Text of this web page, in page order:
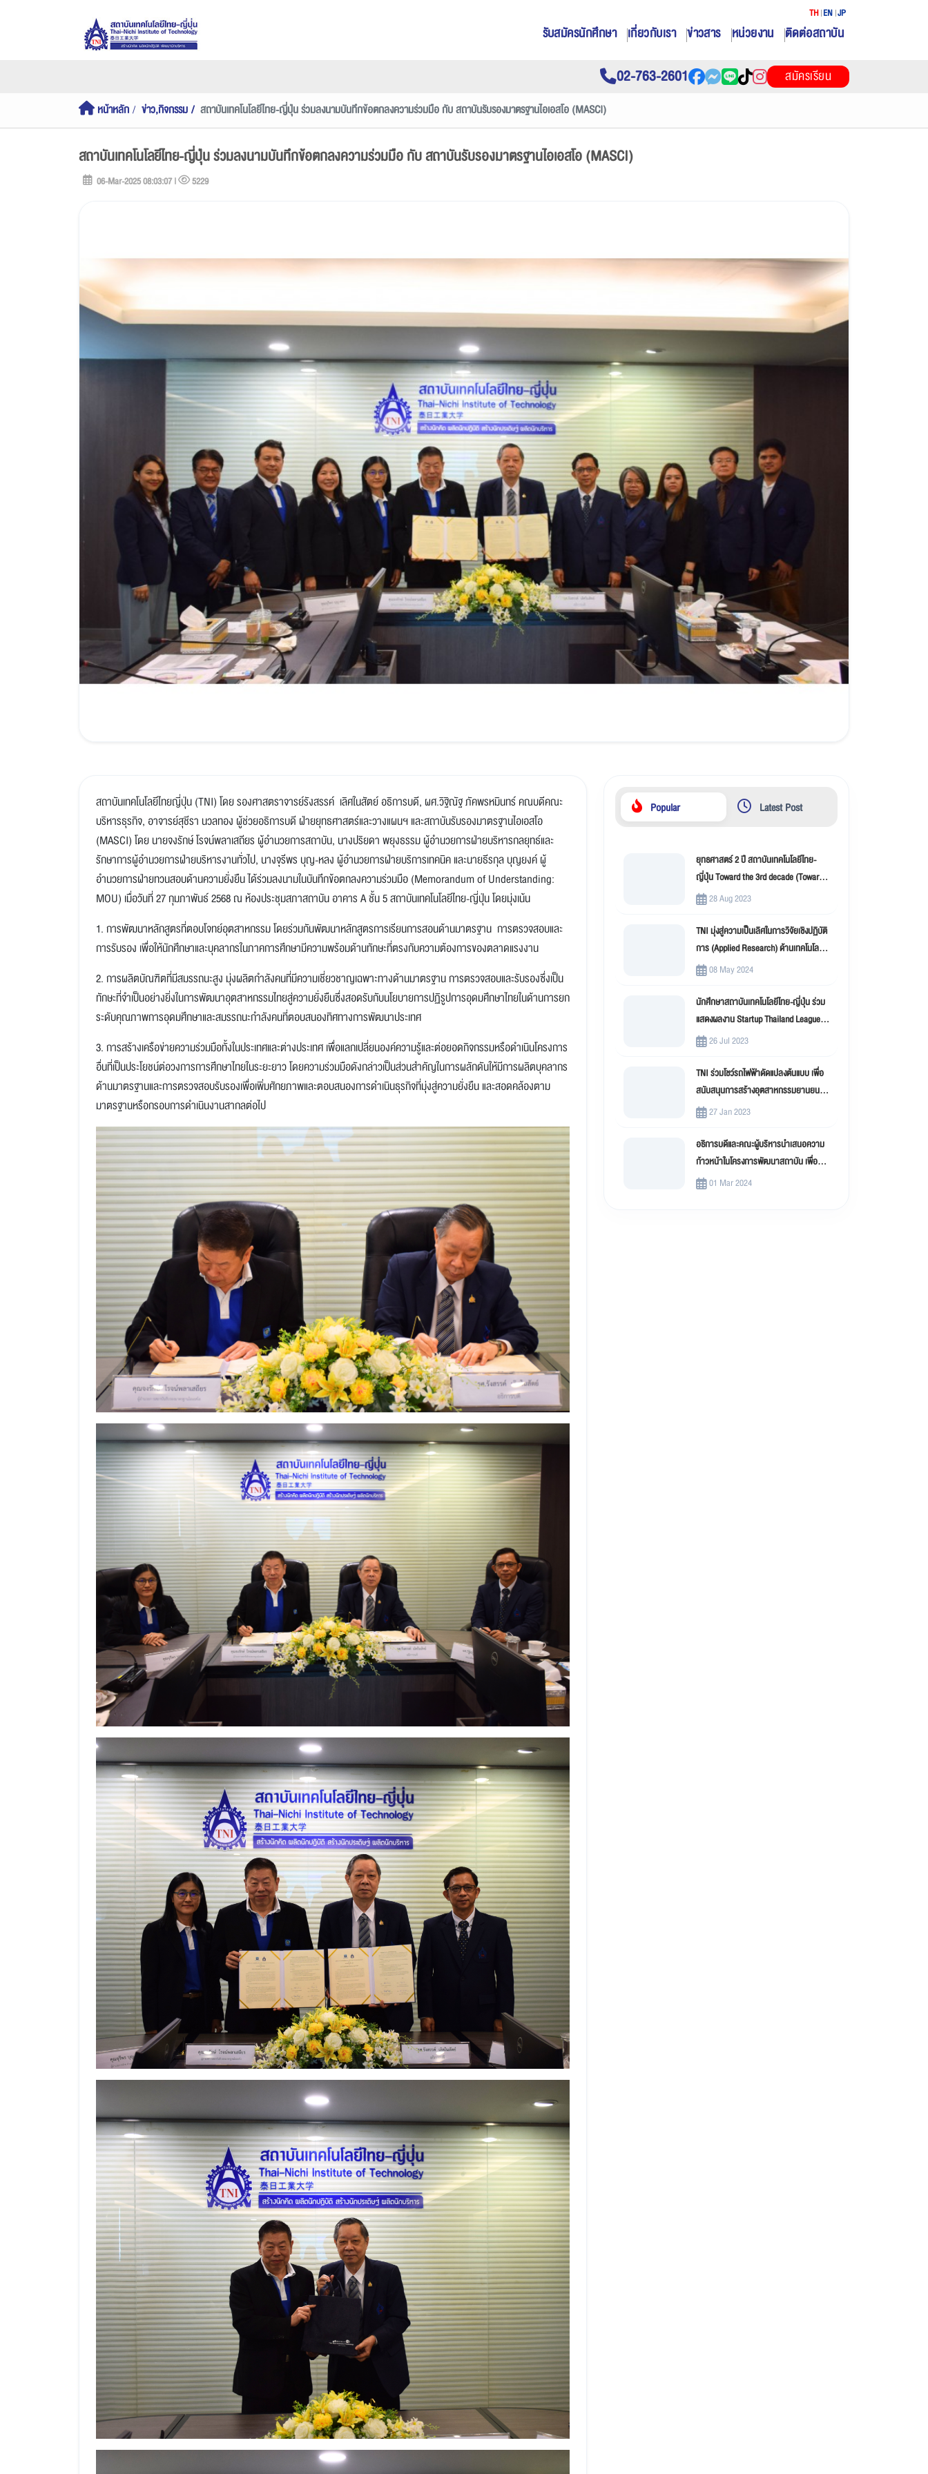
รับสมัครนักศึกษา เกี่ยวกับเรา ข่าวสาร หน่วยงาน ติดต่อสถาบัน
TH EN JP
02-763-2601 สมัครเรียน
หน้าหลัก ข่าว,กิจกรรม สถาบันเทคโนโลยีไทย-ญี่ปุ่น ร่วมลงนามบันทึกข้อตกลงความร่วมมือ กับ สถาบันรับรองมาตรฐานไอเอสโอ (MASCI)
สถาบันเทคโนโลยีไทย-ญี่ปุ่น ร่วมลงนามบันทึกข้อตกลงความร่วมมือ กับ สถาบันรับรองมาตรฐานไอเอสโอ (MASCI)
06-Mar-2025 08:03:07 | 5229
สถาบันเทคโนโลยีไทยญี่ปุ่น (TNI) โดย รองศาสตราจารย์รังสรรค์ เลิศในสัตย์ อธิการบดี, ผศ.วิฐิณัฐ ภัคพรหมินทร์ คณบดีคณะ
บริหารธุรกิจ, อาจารย์สุชีรา นวลทอง ผู้ช่วยอธิการบดี ฝ่ายยุทธศาสตร์และวางแผนฯ และสถาบันรับรองมาตรฐานไอเอสโอ
(MASCI) โดย นายจงรักษ์ โรจน์พลาเสถียร ผู้อำนวยการสถาบัน, นางปริยดา พยุงธรรม ผู้อำนวยการฝ่ายบริหารกลยุทธ์และ
รักษาการผู้อำนวยการฝ่ายบริหารงานทั่วไป, นางจุรีพร บุญ-หลง ผู้อำนวยการฝ่ายบริการเทคนิค และนายธีรกุล บุญยงค์ ผู้
อำนวยการฝ่ายทวนสอบด้านความยั่งยืน ได้ร่วมลงนามในบันทึกข้อตกลงความร่วมมือ (Memorandum of Understanding:
MOU) เมื่อวันที่ 27 กุมภาพันธ์ 2568 ณ ห้องประชุมสภาสถาบัน อาคาร A ชั้น 5 สถาบันเทคโนโลยีไทย-ญี่ปุ่น โดยมุ่งเน้น
1. การพัฒนาหลักสูตรที่ตอบโจทย์อุตสาหกรรม โดยร่วมกันพัฒนาหลักสูตรการเรียนการสอนด้านมาตรฐาน การตรวจสอบและ
การรับรอง เพื่อให้นักศึกษาและบุคลากรในภาคการศึกษามีความพร้อมด้านทักษะที่ตรงกับความต้องการของตลาดแรงงาน
2. การผลิตบัณฑิตที่มีสมรรถนะสูง มุ่งผลิตกำลังคนที่มีความเชี่ยวชาญเฉพาะทางด้านมาตรฐาน การตรวจสอบและรับรองซึ่งเป็น
ทักษะที่จำเป็นอย่างยิ่งในการพัฒนาอุตสาหกรรมไทยสู่ความยั่งยืนซึ่งสอดรับกับนโยบายการปฏิรูปการอุดมศึกษาไทยในด้านการยก
ระดับคุณภาพการอุดมศึกษาและสมรรถนะกำลังคนที่ตอบสนองทิศทางการพัฒนาประเทศ
3. การสร้างเครือข่ายความร่วมมือทั้งในประเทศและต่างประเทศ เพื่อแลกเปลี่ยนองค์ความรู้และต่อยอดกิจกรรมหรือดำเนินโครงการ
อื่นที่เป็นประโยชน์ต่อวงการการศึกษาไทยในระยะยาว โดยความร่วมมือดังกล่าวเป็นส่วนสำคัญในการผลักดันให้มีการผลิตบุคลากร
ด้านมาตรฐานและการตรวจสอบรับรองเพื่อเพิ่มศักยภาพและตอบสนองการดำเนินธุรกิจที่มุ่งสู่ความยั่งยืน และสอดคล้องตาม
มาตรฐานหรือกรอบการดำเนินงานสากลต่อไป
Popular Latest Post
ยุทธศาสตร์ 2 ปี สถาบันเทคโนโลยีไทย-
ญี่ปุ่น Toward the 3rd decade (Toward
New Innovation –TNI)
28 Aug 2023
TNI มุ่งสู่ความเป็นเลิศในการวิจัยเชิงปฏิบัติ
การ (Applied Research) ด้านเทคโนโลยี
สารสนเทศ
08 May 2024
นักศึกษาสถาบันเทคโนโลยีไทย-ญี่ปุ่น ร่วม
แสดงผลงาน Startup Thailand League
202326 Jul 2023
TNI ร่วมโชว์รถไฟฟ้าดัดแปลงต้นแบบ เพื่อ
สนับสนุนการสร้างอุตสาหกรรมยานยนต์
ไฟฟ้าดัดแปลง (EV Conversion)
27 Jan 2023
อธิการบดีและคณะผู้บริหารนำเสนอความ
ก้าวหน้าในโครงการพัฒนาสถาบัน เพื่อขับ
เคลื่อน สถาบันเทคโนโลยีไทย-ญี่ปุ่น (TNI)
01 Mar 2024